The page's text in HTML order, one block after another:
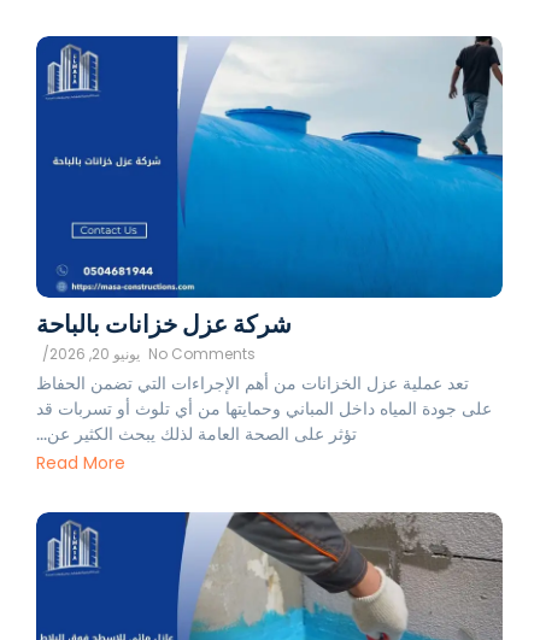
شركة عزل خزانات بالباحة
يونيو 20, 2026 / No Comments
تعد عملية عزل الخزانات من أهم الإجراءات التي تضمن الحفاظ
على جودة المياه داخل المباني وحمايتها من أي تلوث أو تسربات قد
تؤثر على الصحة العامة لذلك يبحث الكثير عن...
Read More